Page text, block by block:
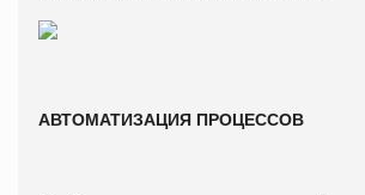
АВТОМАТИЗАЦИЯ ПРОЦЕССОВ